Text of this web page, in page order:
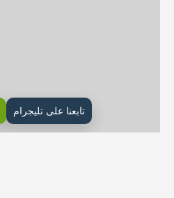
تابعنا على تليجرام